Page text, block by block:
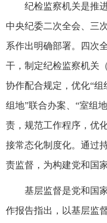
纪检监察机关是推
中央纪委二次全会、三
系作出明确部署。四次
干，制定纪检监察机关
协作配合规定，优化“组
组地”联合办案、“室组
责，规范工作程序，优
接常态化制度化。通过
责监督，为构建党和国
基层监督是党和国
作报告指出，以基层监